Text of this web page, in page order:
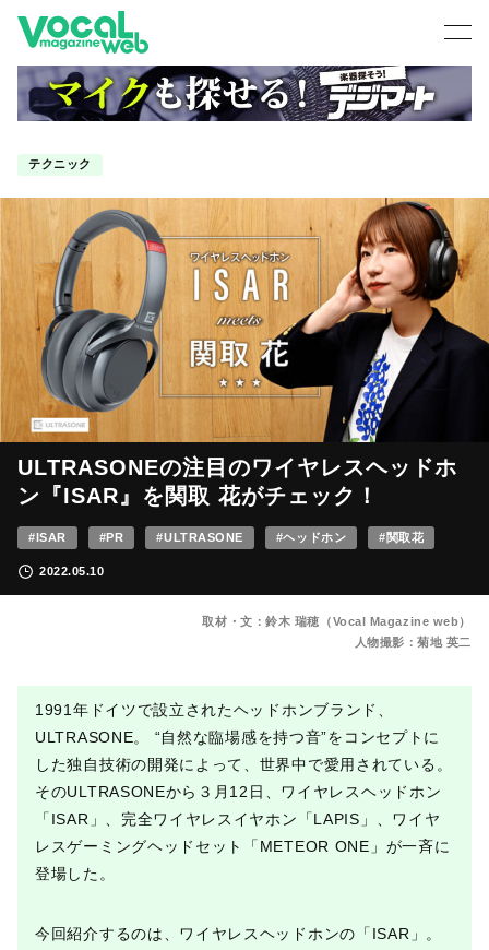
テクニック
ULTRASONEの注目のワイヤレスヘッドホ
ン『ISAR』を関取 花がチェック！
#ISAR #PR #ULTRASONE #ヘッドホン #関取花
2022.05.10
取材・文：鈴木 瑞穂（Vocal Magazine web）
人物撮影：菊地 英二
1991年ドイツで設立されたヘッドホンブランド、
ULTRASONE。 “自然な臨場感を持つ音”をコンセプトに
した独自技術の開発によって、世界中で愛用されている。
そのULTRASONEから３月12日、ワイヤレスヘッドホン
「ISAR」、完全ワイヤレスイヤホン「LAPIS」、ワイヤ
レスゲーミングヘッドセット「METEOR ONE」が一斉に
登場した。
今回紹介するのは、ワイヤレスヘッドホンの「ISAR」。